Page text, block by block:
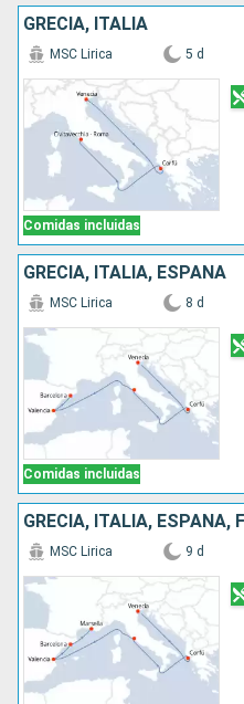
GRECIA, ITALIA
Comidas incluidas
MSC Lirica 5 d
GRECIA, ITALIA, ESPAÑA
Comidas incluidas
MSC Lirica 8 d
GRECIA, ITALIA, ESPAÑA,
MSC Lirica 9 d